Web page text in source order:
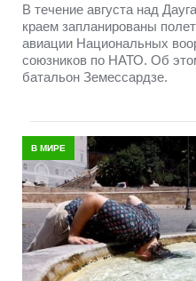
В течение августа над
краем запланированы
авиации Национальных
союзников по НАТО. Об
батальон Земессардзе.
В МИРЕ